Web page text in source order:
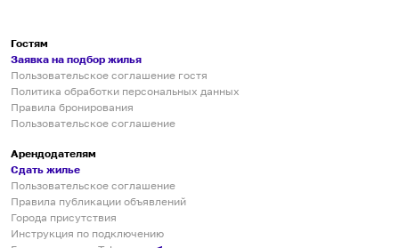
Гостям
Заявка на подбор жилья
Пользовательское соглашение гостя
Политика обработки персональных данных
Правила бронирования
Пользовательское соглашение
Арендодателям
Сдать жилье
Пользовательское соглашение
Правила публикации объявлений
Города присутствия
Инструкция по подключению